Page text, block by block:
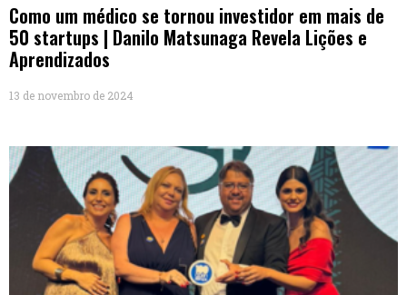
Como um médico se tornou investidor em mais de
50 startups | Danilo Matsunaga Revela Lições e
Aprendizados
13 de novembro de 2024